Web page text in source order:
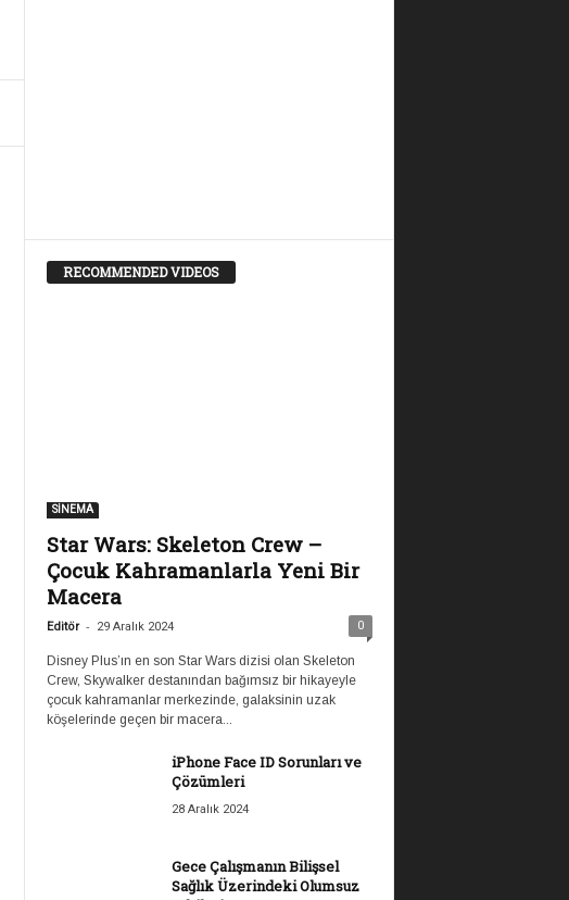
RECOMMENDED VIDEOS
SİNEMA
Star Wars: Skeleton Crew –
Çocuk Kahramanlarla Yeni Bir
Macera
Editör - 29 Aralık 2024 0
Disney Plus’ın en son Star Wars dizisi olan Skeleton
Crew, Skywalker destanından bağımsız bir hikayeyle
çocuk kahramanlar merkezinde, galaksinin uzak
köşelerinde geçen bir macera...
iPhone Face ID Sorunları ve
Çözümleri
28 Aralık 2024
Gece Çalışmanın Bilişsel
Sağlık Üzerindeki Olumsuz